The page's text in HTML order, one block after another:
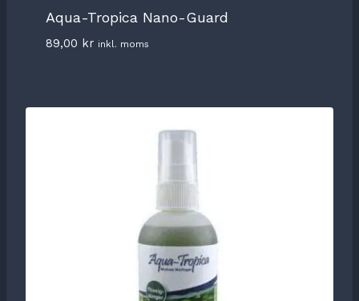
Aqua-Tropica Nano-Guard
89,00 kr inkl. moms